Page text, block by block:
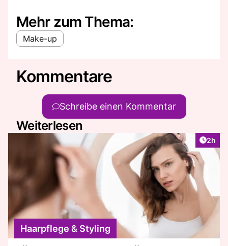
Mehr zum Thema:
Make-up
Kommentare
Schreibe einen Kommentar
Weiterlesen
2h
Haarpflege & Styling